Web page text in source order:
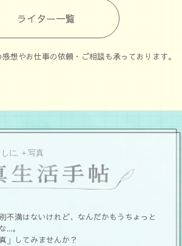
ライター一覧
想やお仕事の依頼・ご相談も承っております。
不満はないけれど、なんだかもうちょっと
。
」してみませんか？